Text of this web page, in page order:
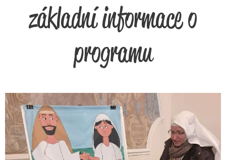
základní informace o
programu